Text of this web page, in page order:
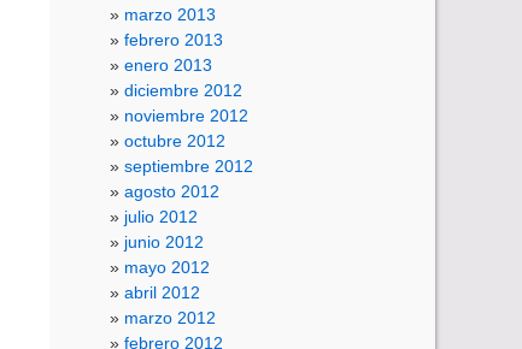
marzo 2013
febrero 2013
enero 2013
diciembre 2012
noviembre 2012
octubre 2012
septiembre 2012
agosto 2012
julio 2012
junio 2012
mayo 2012
abril 2012
marzo 2012
febrero 2012